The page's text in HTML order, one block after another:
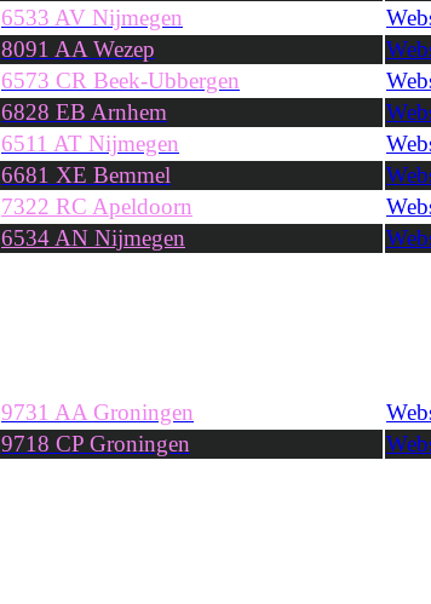
6533 AV Nijmegen
8091 AA Wezep
6573 CR Beek-Ubbergen
6828 EB Arnhem
6511 AT Nijmegen
6681 XE Bemmel
7322 RC Apeldoorn
6534 AN Nijmegen
9731 AA Groningen
9718 CP Groningen